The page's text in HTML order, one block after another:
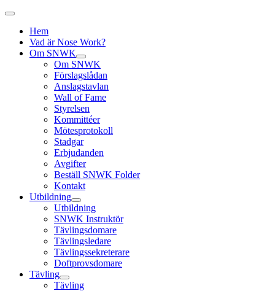
Hem
Vad är Nose Work?
Om SNWK
Om SNWK
Förslagslådan
Anslagstavlan
Wall of Fame
Styrelsen
Kommittéer
Mötesprotokoll
Stadgar
Erbjudanden
Avgifter
Beställ SNWK Folder
Kontakt
Utbildning
Utbildning
SNWK Instruktör
Tävlingsdomare
Tävlingsledare
Tävlingssekreterare
Doftprovsdomare
Tävling
Tävling